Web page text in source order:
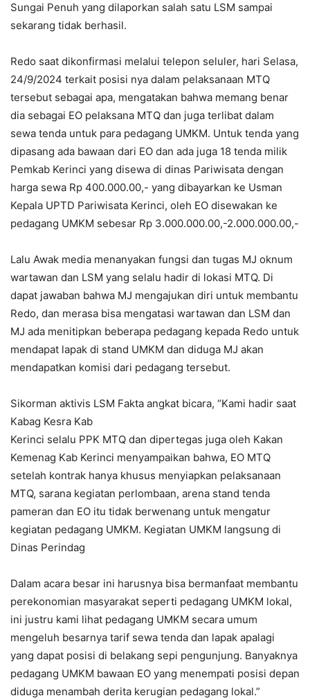
Sungai Penuh yang dilaporkan salah satu LSM sampai
sekarang tidak berhasil.
Redo saat dikonfirmasi melalui telepon seluler, hari Selasa,
24/9/2024 terkait posisi nya dalam pelaksanaan MTQ
tersebut sebagai apa, mengatakan bahwa memang benar
dia sebagai EO pelaksana MTQ dan juga terlibat dalam
sewa tenda untuk para pedagang UMKM. Untuk tenda yang
dipasang ada bawaan dari EO dan ada juga 18 tenda milik
Pemkab Kerinci yang disewa di dinas Pariwisata dengan
harga sewa Rp 400.000.00,- yang dibayarkan ke Usman
Kepala UPTD Pariwisata Kerinci, oleh EO disewakan ke
pedagang UMKM sebesar Rp 3.000.000.00,-2.000.000.00,-
Lalu Awak media menanyakan fungsi dan tugas MJ oknum
wartawan dan LSM yang selalu hadir di lokasi MTQ. Di
dapat jawaban bahwa MJ mengajukan diri untuk membantu
Redo, dan merasa bisa mengatasi wartawan dan LSM dan
MJ ada menitipkan beberapa pedagang kepada Redo untuk
mendapat lapak di stand UMKM dan diduga MJ akan
mendapatkan komisi dari pedagang tersebut.
Sikorman aktivis LSM Fakta angkat bicara, “Kami hadir saat
Kabag Kesra Kab
Kerinci selalu PPK MTQ dan dipertegas juga oleh Kakan
Kemenag Kab Kerinci menyampaikan bahwa, EO MTQ
setelah kontrak hanya khusus menyiapkan pelaksanaan
MTQ, sarana kegiatan perlombaan, arena stand tenda
pameran dan EO itu tidak berwenang untuk mengatur
kegiatan pedagang UMKM. Kegiatan UMKM langsung di
Dinas Perindag
Dalam acara besar ini harusnya bisa bermanfaat membantu
perekonomian masyarakat seperti pedagang UMKM lokal,
ini justru kami lihat pedagang UMKM secara umum
mengeluh besarnya tarif sewa tenda dan lapak apalagi
yang dapat posisi di belakang sepi pengunjung. Banyaknya
pedagang UMKM bawaan EO yang menempati posisi depan
diduga menambah derita kerugian pedagang lokal.”